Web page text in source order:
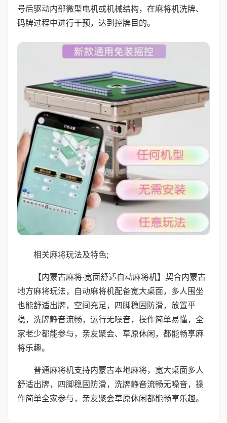
号后驱动内部微型电机或机械结构，在麻将机洗牌、
码牌过程中进行干预，达到控牌目的。
相关麻将玩法及特色;
【内蒙古麻将·宽面舒适自动麻将机】契合内蒙古
地方麻将玩法，自动麻将机配备宽大桌面，多人围坐
也能舒适出牌，空间充足，四脚稳固防滑，放置平
稳，洗牌静音流畅，运行无噪音，操作简单易懂，全
家老少都能参与，亲友聚会、草原休闲，都能畅享麻
将乐趣。
普通麻将机支持内蒙古本地麻将，宽大桌面多人
舒适出牌，四脚稳固防滑，洗牌静音流畅无噪音，操
作简单全家参与，亲友聚会草原休闲都能畅享乐趣。